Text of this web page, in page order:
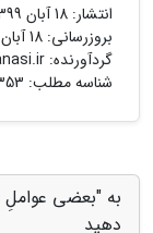
انتشار: 18 آبان 1399
بروزرسانی: 18 آبان 1399
گردآورنده:
شناسه مطلب: 1353
به "بعضی عواملِ
دهید